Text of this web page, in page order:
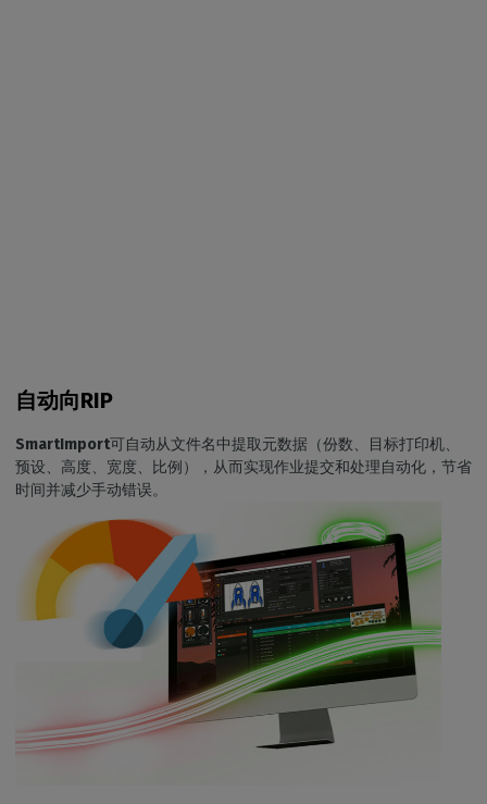
自动向RIP
SmartImport可自动从文件名中提取元数据（份数、目标打印机、
预设、高度、宽度、比例），从而实现作业提交和处理自动化，节省
时间并减少手动错误。